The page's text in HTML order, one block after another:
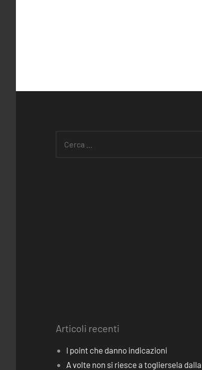
Articoli recenti
I point che danno indicazioni
A volte non si riesce a togliersela